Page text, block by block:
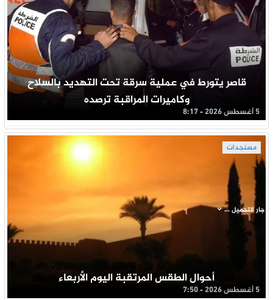
قاصر يتورط في عملية سرقة تحت التهديد بالسلاح
وكاميرات المراقبة ترصده
5 أغسطس 2026 - 8:17
مستجدات
أحوال الطقس المرتقبة اليوم الأربعاء
5 أغسطس 2026 - 7:50
جار التحميل ...